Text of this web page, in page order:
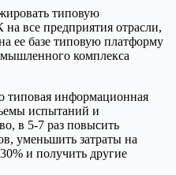
типовую
все предприятия отрасли,
ее базе типовую платформу
комплекса
типовая информационная
испытаний и
в 5-7 раз повысить
уменьшить затраты на
и получить другие